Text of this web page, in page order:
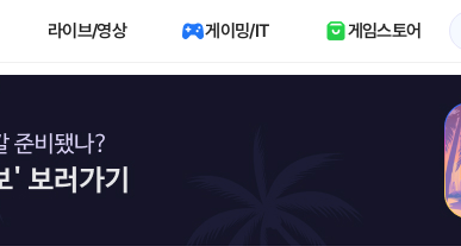
라이브/영상 게이밍/IT 게임스토어